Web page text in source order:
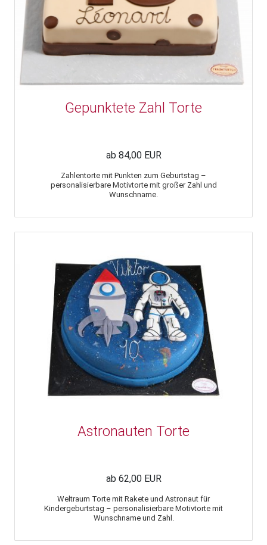
Gepunktete Zahl Torte
ab 84,00 EUR
Zahlentorte mit Punkten zum Geburtstag –
personalisierbare Motivtorte mit großer Zahl und
Wunschname.
Astronauten Torte
ab 62,00 EUR
Weltraum Torte mit Rakete und Astronaut für
Kindergeburtstag – personalisierbare Motivtorte mit
Wunschname und Zahl.